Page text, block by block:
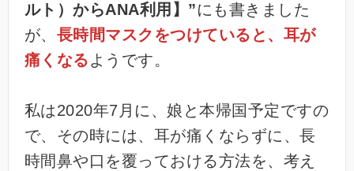
ルト）からANA利用】”にも書きました
が、 長時間マスクをつけていると、耳が
痛くなる ようです。
私は2020年7月に、娘と本帰国予定ですの
で、その時には、耳が痛くならずに、長
時間鼻や口を覆っておける方法を、考え